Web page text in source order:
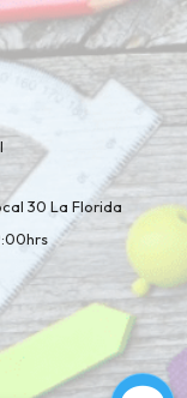
30 La Florida